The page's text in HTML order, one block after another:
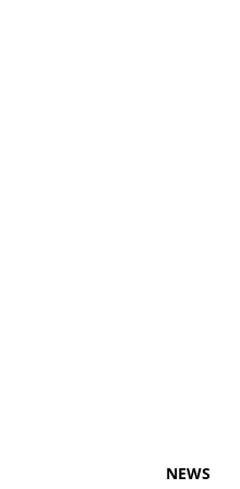
NEWS